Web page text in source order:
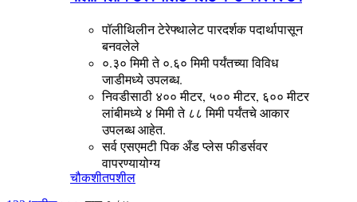
पॉलीथिलीन टेरेफ्थालेट पारदर्शक पदार्थापासून
बनवलेले
०.३० मिमी ते ०.६० मिमी पर्यंतच्या विविध
जाडीमध्ये उपलब्ध.
निवडीसाठी ४०० मीटर, ५०० मीटर, ६०० मीटर
लांबीमध्ये ४ मिमी ते ८८ मिमी पर्यंतचे आकार
उपलब्ध आहेत.
सर्व एसएमटी पिक अँड प्लेस फीडर्सवर
वापरण्यायोग्य
चौकशीतपशील